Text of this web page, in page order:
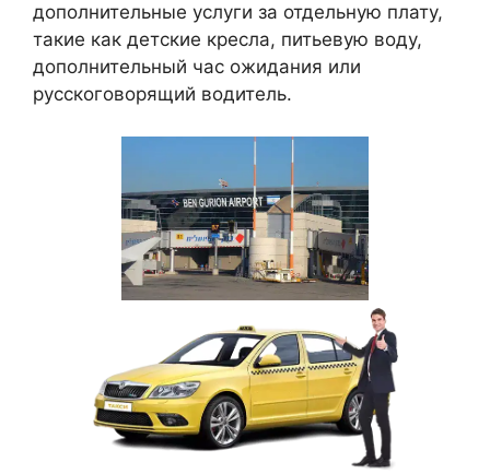
дополнительные услуги за отдельную плату,
такие как детские кресла, питьевую воду,
дополнительный час ожидания или
русскоговорящий водитель.